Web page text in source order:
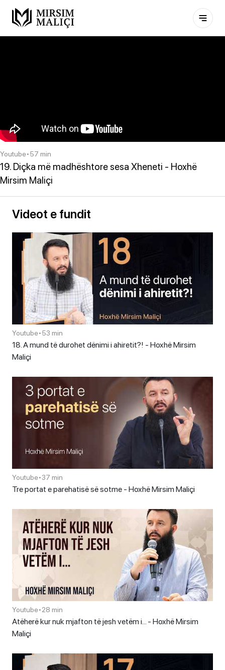
Youtube•57 min
19. Diçka më madhështore sesa Xheneti - Hoxhë
Mirsim Maliçi
Videot e fundit
Youtube•53 min
18. A mund të durohet dënimi i ahiretit?! - Hoxhë Mirsim
Maliçi
Youtube•37 min
Tre portat e parehatisë së sotme - Hoxhë Mirsim Maliçi
Youtube•28 min
Atëherë kur nuk mjafton të jesh vetëm i… - Hoxhë Mirsim
Maliçi